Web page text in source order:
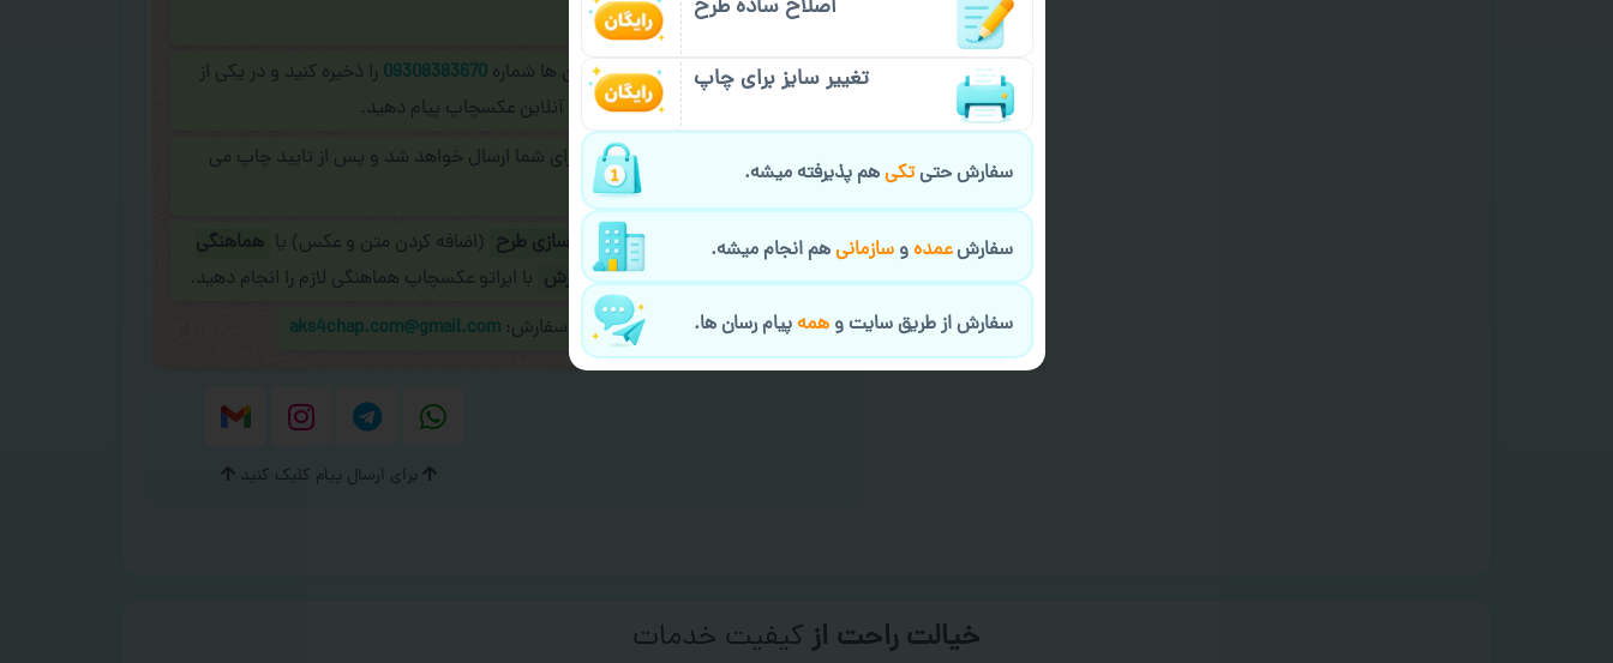
فرمایید.
برای ارسال پیام در پیام رسان ها شماره 09308383670 را ذخیره کنید و در یکی از
پیام رسان های زیر به اپراتور آنلاین عکسچاپ پیام دهید.
طراحی نهایی قبل از چاپ برای شما ارسال خواهد شد و پس از تایید چاپ می
در صورت نیاز به سفارشی سازی طرح (اضافه کردن متن و عکس) یا هماهنگی
ارسال و یا کادو کردن سفارش با اپراتو عکسچاپ هماهنگی لازم را انجام دهید.
ایمیل جهت ثبت یا پیگیری سفارش: aks4chap.com@gmail.com
برای ارسال پیام کلیک کنید
خیالت راحت ازسفارش گیری
اصلاح ساده طرح
تغییر سایز برای چاپ
سفارش حتیتکیهم پذیرفته میشه.
سفارشعمدهوسازمانیهم انجام میشه.
سفارش از طریق سایت وهمهپیام رسان ها.